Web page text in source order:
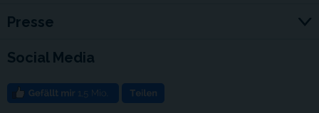
Presse
Social Media